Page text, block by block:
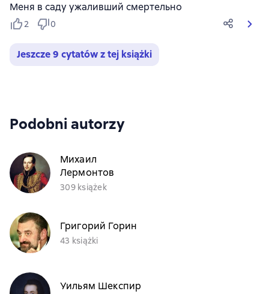
Меня в саду ужаливший смертельно
2 0
Jeszcze 9 cytatów z tej książki
Podobni autorzy
Михаил
Лермонтов
309 książek
Григорий Горин
43 książki
Уильям Шекспир